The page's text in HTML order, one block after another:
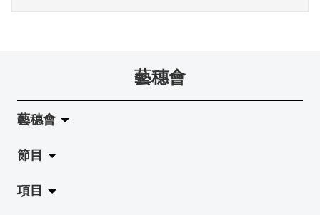
藝穗會
藝穗會
關於藝穗會
藝穗會的演化
節目
拉闊
項目